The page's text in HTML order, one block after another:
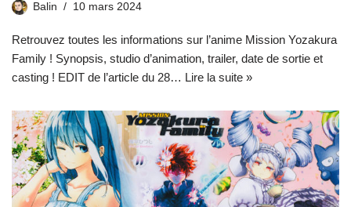
Balin 10 mars 2024
Retrouvez toutes les informations sur l’anime Mission Yozakura
Family ! Synopsis, studio d’animation, trailer, date de sortie et
casting ! EDIT de l’article du 28… Lire la suite »